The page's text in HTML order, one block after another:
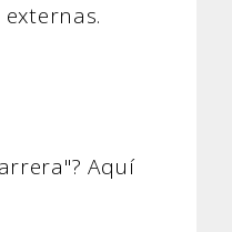
Aquí